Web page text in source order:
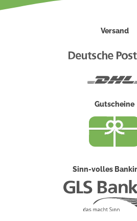
Versand
Gutscheine
Sinn-volles